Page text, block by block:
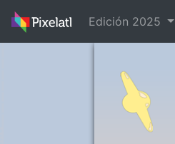
Edición 2025